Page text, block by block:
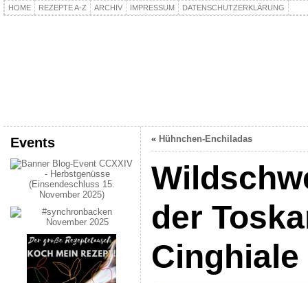
HOME REZEPTE A-Z ARCHIV IMPRESSUM DATENSCHUTZERKLÄRUNG
Events « Hühnchen-Enchiladas
der
Cinghiale